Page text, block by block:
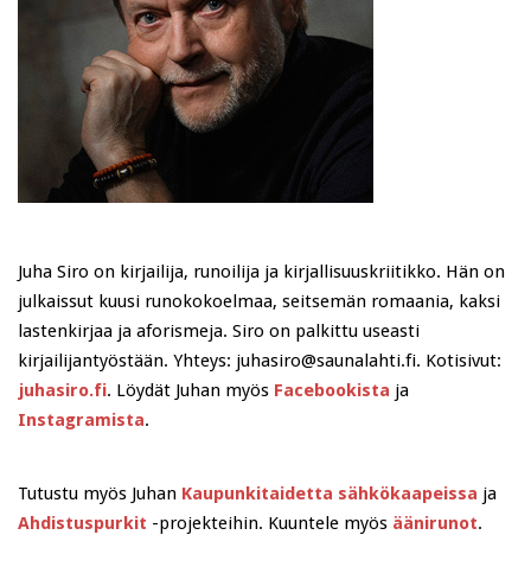
Juha Siro on kirjailija, runoilija ja kirjallisuuskriitikko. Hän on
julkaissut kuusi runokokoelmaa, seitsemän romaania, kaksi
lastenkirjaa ja aforismeja. Siro on palkittu useasti
kirjailijantyöstään. Yhteys: juhasiro@saunalahti.fi. Kotisivut:
juhasiro.fi. Löydät Juhan myös Facebookista ja
Instagramista.
Tutustu myös Juhan Kaupunkitaidetta sähkökaapeissa ja
Ahdistuspurkit -projekteihin. Kuuntele myös äänirunot.